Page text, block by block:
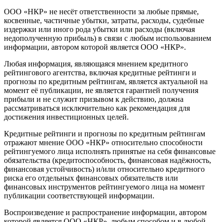
ООО «НКР» не несёт ответственности за любые прямые,
косвенные, частичные убытки, затраты, расходы, судебные
издержки или иного рода убытки или расходы (включая
недополученную прибыль) в связи с любым использованием
информации, автором которой является ООО «НКР».
Любая информация, являющаяся мнением кредитного
рейтингового агентства, включая кредитные рейтинги и
прогнозы по кредитным рейтингам, является актуальной на
момент её публикации, не является гарантией получения
прибыли и не служит призывом к действию, должна
рассматриваться исключительно как рекомендация для
достижения инвестиционных целей.
Кредитные рейтинги и прогнозы по кредитным рейтингам
отражают мнение ООО «НКР» относительно способности
рейтингуемого лица исполнять принятые на себя финансовые
обязательства (кредитоспособность, финансовая надёжность,
финансовая устойчивость) и/или относительно кредитного
риска его отдельных финансовых обязательств или
финансовых инструментов рейтингуемого лица на момент
публикации соответствующей информации.
Воспроизведение и распространение информации, автором